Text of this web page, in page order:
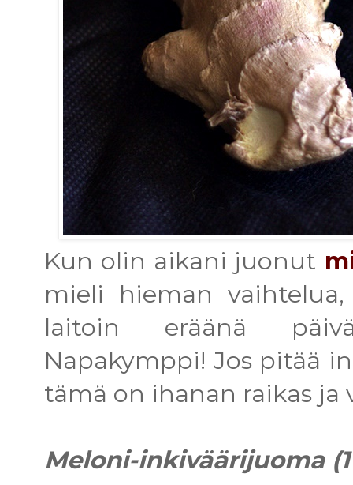
Kun olin aikani juonut
mieli hieman
laitoin eräänä
Napakymppi! Jos pitää
tämä on ihanan raikas ja
Meloni-inkiväärijuoma